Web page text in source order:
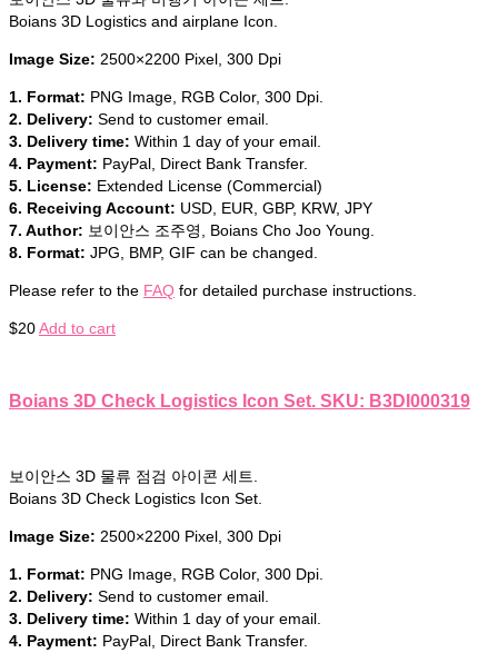
Boians 3D Logistics and airplane Icon.
Image Size: 2500×2200 Pixel, 300 Dpi
1. Format: PNG Image, RGB Color, 300 Dpi.
2. Delivery: Send to customer email.
3. Delivery time: Within 1 day of your email.
4. Payment: PayPal, Direct Bank Transfer.
5. License: Extended License (Commercial)
6. Receiving Account: USD, EUR, GBP, KRW, JPY
7. Author: 보이안스 조주영, Boians Cho Joo Young.
8. Format: JPG, BMP, GIF can be changed.
Please refer to the FAQ for detailed purchase instructions.
$20Add to cart
Boians 3D Check Logistics Icon Set. SKU: B3DI000319
보이안스 3D 물류 점검 아이콘 세트.
Boians 3D Check Logistics Icon Set.
Image Size: 2500×2200 Pixel, 300 Dpi
1. Format: PNG Image, RGB Color, 300 Dpi.
2. Delivery: Send to customer email.
3. Delivery time: Within 1 day of your email.
4. Payment: PayPal, Direct Bank Transfer.